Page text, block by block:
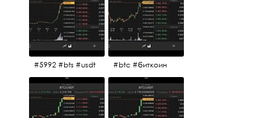
#5992 #bts #usdt #btc #биткоин